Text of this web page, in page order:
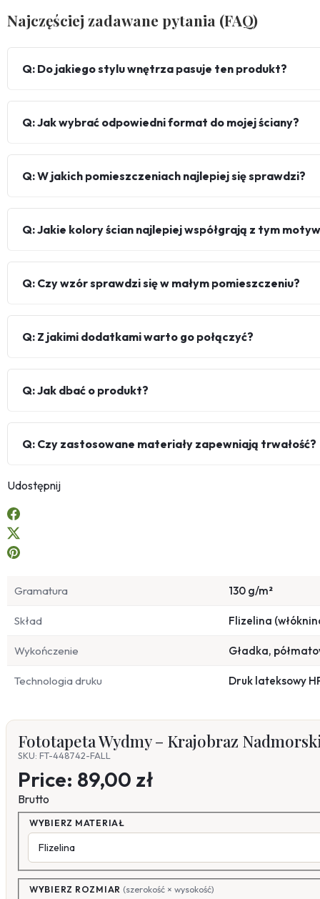
Najczęściej zadawane pytania (FAQ)
Q: Do jakiego stylu wnętrza pasuje ten produkt?
Q: Jak wybrać odpowiedni format do mojej ściany?
Q: W jakich pomieszczeniach najlepiej się sprawdzi?
Q: Jakie kolory ścian najlepiej współgrają z tym
Q: Czy wzór sprawdzi się w małym pomieszczeniu?
Q: Z jakimi dodatkami warto go połączyć?
Q: Jak dbać o produkt?
Q: Czy zastosowane materiały zapewniają trwałość?
Udostępnij
Gramatura 130 g/m²
Skład Flizelina
Wykończenie Gładka,
Technologia druku Druk lateksowy
Fototapeta Wydmy – Krajobraz
SKU: FT-448742-FALL
Price: 89,00 zł
Brutto
WYBIERZ MATERIAŁ
WYBIERZ ROZMIAR (szerokość × wysokość)